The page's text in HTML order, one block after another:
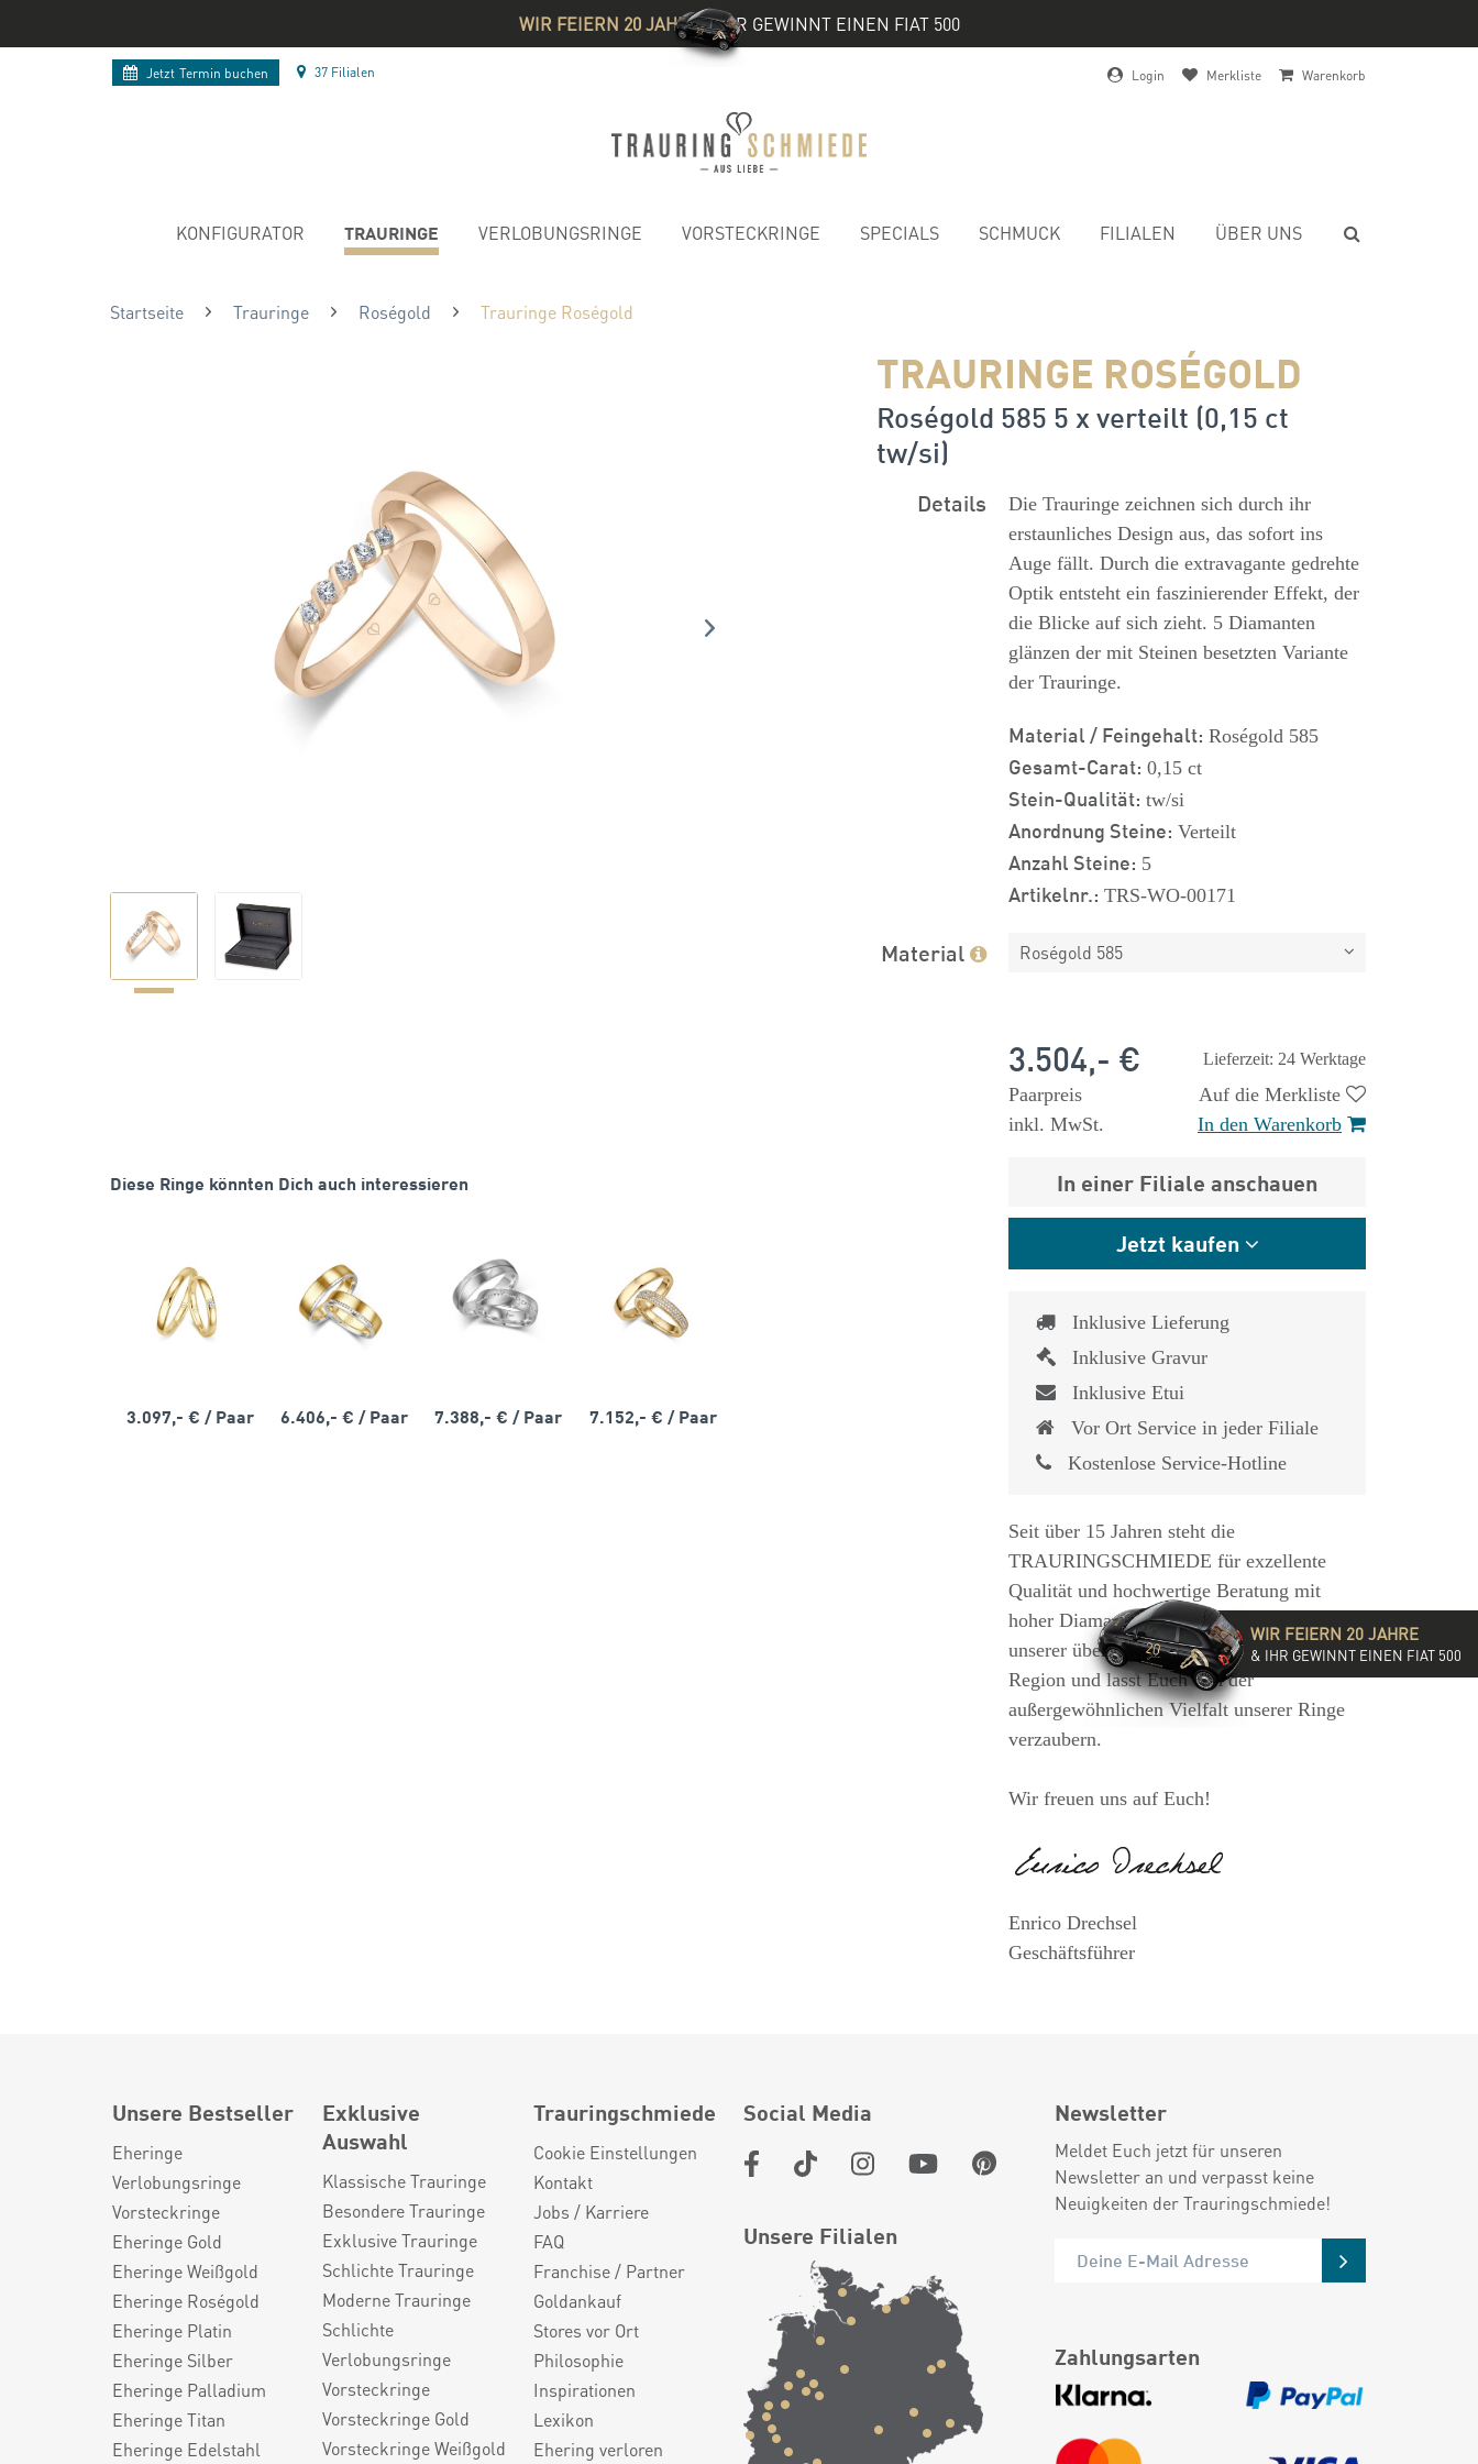
WIR FEIERN 20 JAHRE& IHR GEWINNT EINEN FIAT 500
Jetzt Termin buchen 37 Filialen Login Merkliste Warenkorb
KONFIGURATOR TRAURINGE VERLOBUNGSRINGE VORSTECKRINGE SPECIALS SCHMUCK FILIALEN ÜBER UNS
Startseite Trauringe Roségold Trauringe Roségold
TRAURINGE ROSÉGOLD
Roségold 585 5 x verteilt (0,15 ct
tw/si)
Diese Ringe könnten Dich auch interessieren
3.097,- € / Paar 6.406,- €/ Paar 7.388,- €/ Paar 7.152,- € / Paar
Details
Die Trauringe zeichnen sich durch ihr
erstaunliches Design aus, das sofort ins
Auge fällt. Durch die extravagante gedrehte
Optik entsteht ein faszinierender Effekt, der
die Blicke auf sich zieht. 5 Diamanten
glänzen der mit Steinen besetzten Variante
der Trauringe.
Material / Feingehalt: Roségold 585
Gesamt-Carat: 0,15 ct
Stein-Qualität: tw/si
Anordnung Steine: Verteilt
Anzahl Steine: 5
Artikelnr.: TRS-WO-00171
Material Roségold 585
Lieferzeit: 24 Werktage
3.504,- €
Paarpreis
inkl. MwSt.
Auf die Merkliste
In den Warenkorb
In einer Filiale anschauen
Jetzt kaufen
Inklusive Lieferung
Inklusive Gravur
Inklusive Etui
Vor Ort Service in jeder Filiale
Kostenlose Service-Hotline
Seit über 15 Jahren steht die
TRAURINGSCHMIEDE für exzellente
Qualität und hochwertige Beratung mit
hoher Diamantkompetenz. Besucht eine
unserer über 35 Filialen in der DACH-
Region und lasst Euch von der
außergewöhnlichen Vielfalt unserer Ringe
verzaubern.
Wir freuen uns auf Euch!
Enrico Drechsel
Geschäftsführer
Unsere Bestseller
Eheringe
Verlobungsringe
Vorsteckringe
Eheringe Gold
Eheringe Weißgold
Eheringe Roségold
Eheringe Platin
Eheringe Silber
Eheringe Palladium
Eheringe Titan
Eheringe Edelstahl
Exklusive
Auswahl
Klassische Trauringe
Besondere Trauringe
Exklusive Trauringe
Schlichte Trauringe
Moderne Trauringe
Schlichte
Verlobungsringe
Vorsteckringe
Vorsteckringe Gold
Vorsteckringe Weißgold
Trauringschmiede
Cookie Einstellungen
Kontakt
Jobs / Karriere
FAQ
Franchise / Partner
Goldankauf
Stores vor Ort
Philosophie
Inspirationen
Lexikon
Ehering verloren
Social Media
Unsere Filialen
Newsletter
Meldet Euch jetzt für unseren
Newsletter an und verpasst keine
Neuigkeiten der Trauringschmiede!
Zahlungsarten
WIR FEIERN 20 JAHRE
& IHR GEWINNT EINEN FIAT 500